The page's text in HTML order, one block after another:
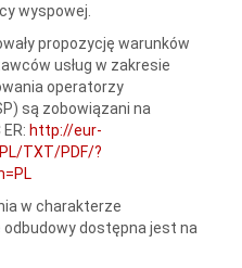
wyspowej.
propozycję warunków
usług w zakresie
operatorzy
są zobowiązani na
http://eur-
TXT/PDF/?
w charakterze
dostępna jest na